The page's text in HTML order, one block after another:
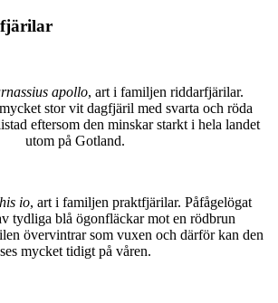
apollo, art i familjen riddarfjärilar.
stor vit dagfjäril med svarta och röda
eftersom den minskar starkt i hela landet
utom på Gotland.
io, art i familjen praktfjärilar. Påfågelögat
tydliga blå ögonfläckar mot en rödbrun
övervintrar som vuxen och därför kan den
ses mycket tidigt på våren.